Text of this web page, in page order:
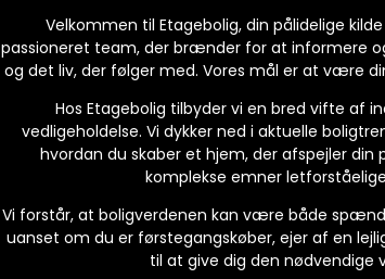
Velkommen til Etagebolig, din pålidelige
passioneret team, der brænder for at informere
og det liv, der følger med. Vores mål er at være
Hos Etagebolig tilbyder vi en bred vifte af
vedligeholdelse. Vi dykker ned i aktuelle
hvordan du skaber et hjem, der afspejler din
komplekse emner
Vi forstår, at boligverdenen kan være både
uanset om du er førstegangskøber, ejer af en
til at give dig den nødvendige